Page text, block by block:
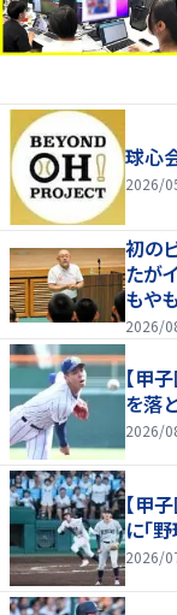
球心
2026/
初の
たが
もや
2026/
【甲
を落
2026/
【甲
に「
2026/